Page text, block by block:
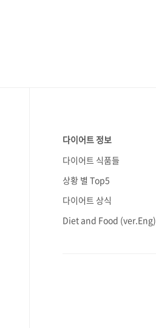
다이어트 정보
다이어트 식품들
상황 별 Top5
다이어트 상식
Diet and Food (ver.Eng)